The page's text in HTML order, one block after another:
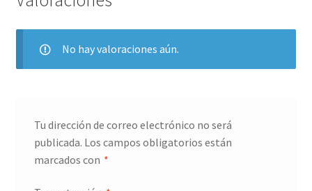
No hay valoraciones aún.
Tu dirección de correo electrónico no será
publicada. Los campos obligatorios están
marcados con *